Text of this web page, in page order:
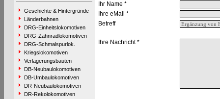
Geschichte & Hintergründe
Länderbahnen
DRG-Einheitslokomotiven
DRG-Zahnradlokomotiven
DRG-Schmalspurlok.
Kriegslokomotiven
Verlagerungsbauten
DB-Neubaulokomotiven
DB-Umbaulokomotiven
DR-Neubaulokomotiven
DR-Rekolokomotiven
Ihr Name *
Ihre eMail *
Betreff
Ihre Nachricht *